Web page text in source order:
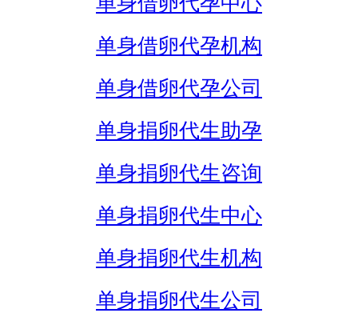
单身借卵代孕机构
单身借卵代孕公司
单身捐卵代生助孕
单身捐卵代生咨询
单身捐卵代生中心
单身捐卵代生机构
单身捐卵代生公司